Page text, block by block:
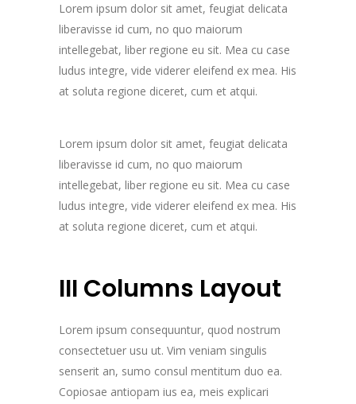
Lorem ipsum dolor sit amet, feugiat delicata
liberavisse id cum, no quo maiorum
intellegebat, liber regione eu sit. Mea cu case
ludus integre, vide viderer eleifend ex mea. His
at soluta regione diceret, cum et atqui.
Lorem ipsum dolor sit amet, feugiat delicata
liberavisse id cum, no quo maiorum
intellegebat, liber regione eu sit. Mea cu case
ludus integre, vide viderer eleifend ex mea. His
at soluta regione diceret, cum et atqui.
III Columns Layout
Lorem ipsum consequuntur, quod nostrum
consectetuer usu ut. Vim veniam singulis
senserit an, sumo consul mentitum duo ea.
Copiosae antiopam ius ea, meis explicari